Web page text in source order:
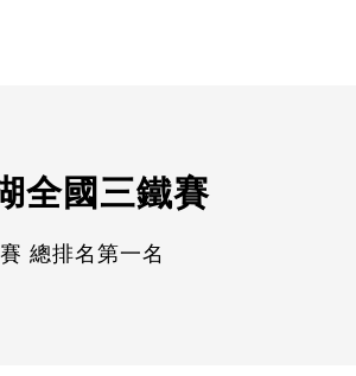
全國三鐵賽
總排名第一名